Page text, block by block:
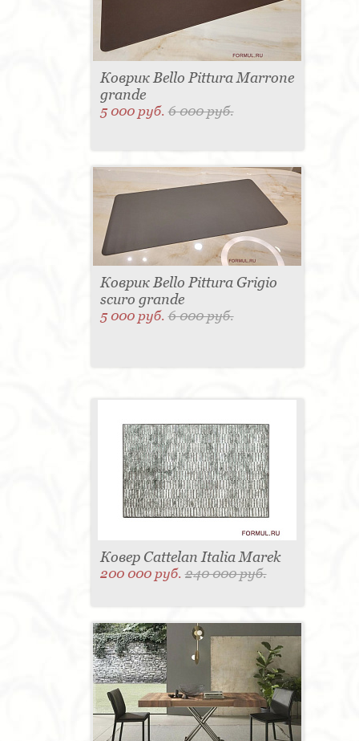
Коврик Bello Pittura Marrone
grande
5 000 руб.6 000 руб.
Коврик Bello Pittura Grigio
scuro grande
5 000 руб.6 000 руб.
Ковер Cattelan Italia Marek
200 000 руб.240 000 руб.